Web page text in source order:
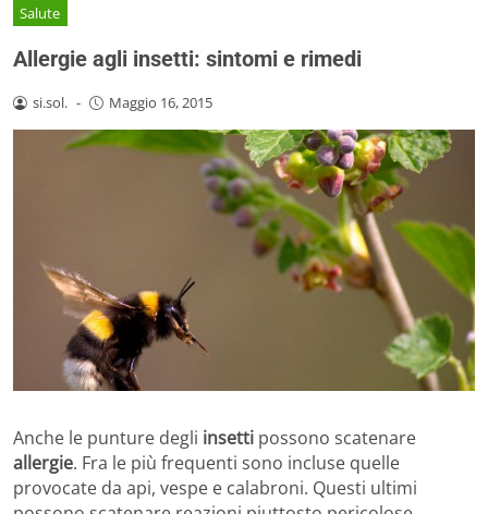
Salute
Allergie agli insetti: sintomi e rimedi
si.sol. - Maggio 16, 2015
Anche le punture degli insetti possono scatenare
allergie. Fra le più frequenti sono incluse quelle
provocate da api, vespe e calabroni. Questi ultimi